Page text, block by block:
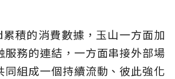
積的消費數據，玉山一方面加
服務的連結，一方面串接外部場
同組成一個持續流動、彼此強化